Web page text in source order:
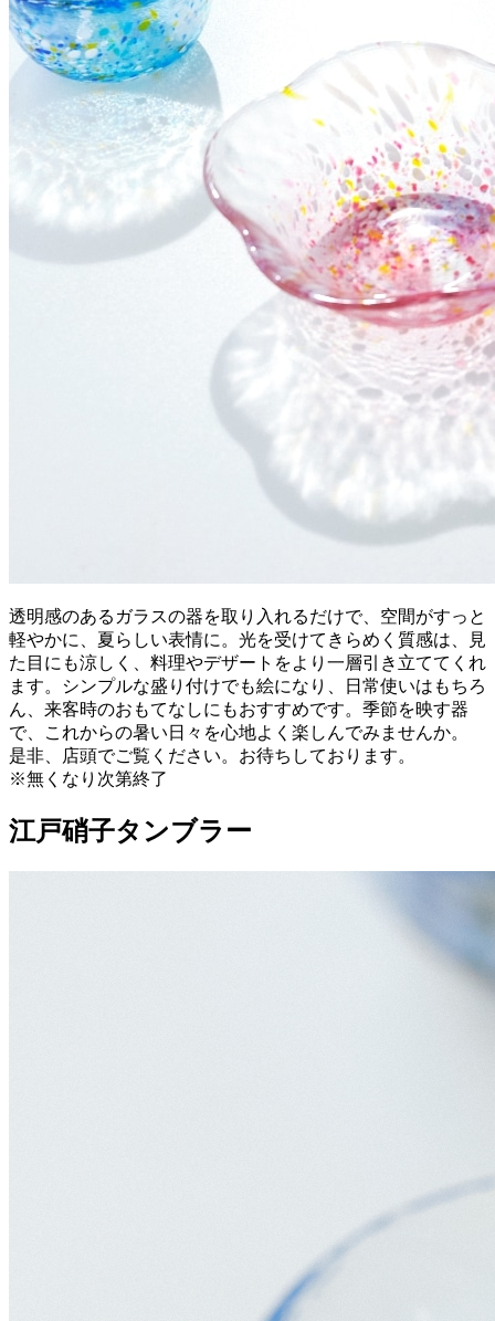
透明感のあるガラスの器を取り入れるだけで、空間がすっと
軽やかに、夏らしい表情に。光を受けてきらめく質感は、見
た目にも涼しく、料理やデザートをより一層引き立ててくれ
ます。シンプルな盛り付けでも絵になり、日常使いはもちろ
ん、来客時のおもてなしにもおすすめです。季節を映す器
で、これからの暑い日々を心地よく楽しんでみませんか。
是非、店頭でご覧ください。お待ちしております。
※無くなり次第終了
江戸硝子タンブラー